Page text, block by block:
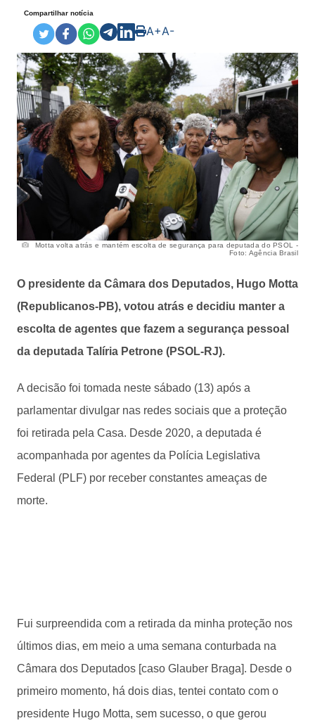
Compartilhar notícia
A+A-
Motta volta atrás e mantém escolta de segurança para deputada do PSOL -
Foto: Agência Brasil
O presidente da Câmara dos Deputados, Hugo Motta
(Republicanos-PB), votou atrás e decidiu manter a
escolta de agentes que fazem a segurança pessoal
da deputada Talíria Petrone (PSOL-RJ).
A decisão foi tomada neste sábado (13) após a
parlamentar divulgar nas redes sociais que a proteção
foi retirada pela Casa. Desde 2020, a deputada é
acompanhada por agentes da Polícia Legislativa
Federal (PLF) por receber constantes ameaças de
morte.
Fui surpreendida com a retirada da minha proteção nos
últimos dias, em meio a uma semana conturbada na
Câmara dos Deputados [caso Glauber Braga]. Desde o
primeiro momento, há dois dias, tentei contato com o
presidente Hugo Motta, sem sucesso, o que gerou